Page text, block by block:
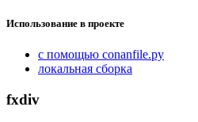
Использование в проекте
с помощью conanfile.py
локальная сборка
fxdiv